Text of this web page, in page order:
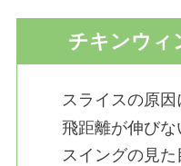
チキンウィ
スライスの原因
飛距離が伸びな
スイングの見